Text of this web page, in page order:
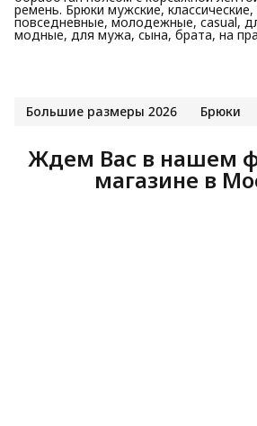
ремень. Брюки мужские,
повседневные, молодежные, casual,
модные, для мужа, сына, брата, на
Большие размеры 2026 Брюки
Ждем Вас в нашем
магазине в